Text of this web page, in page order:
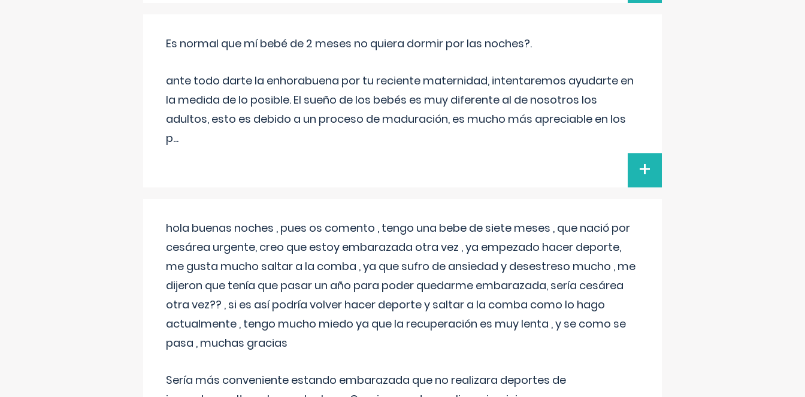
Es normal que mí bebé de 2 meses no quiera dormir por las noches?.
ante todo darte la enhorabuena por tu reciente maternidad, intentaremos ayudarte en
la medida de lo posible. El sueño de los bebés es muy diferente al de nosotros los
adultos, esto es debido a un proceso de maduración, es mucho más apreciable en los
p...
+
hola buenas noches , pues os comento , tengo una bebe de siete meses , que nació por
cesárea urgente, creo que estoy embarazada otra vez , ya empezado hacer deporte,
me gusta mucho saltar a la comba , ya que sufro de ansiedad y desestreso mucho , me
dijeron que tenía que pasar un año para poder quedarme embarazada, sería cesárea
otra vez?? , si es así podría volver hacer deporte y saltar a la comba como lo hago
actualmente , tengo mucho miedo ya que la recuperación es muy lenta , y se como se
pasa , muchas gracias
Sería más conveniente estando embarazada que no realizara deportes de